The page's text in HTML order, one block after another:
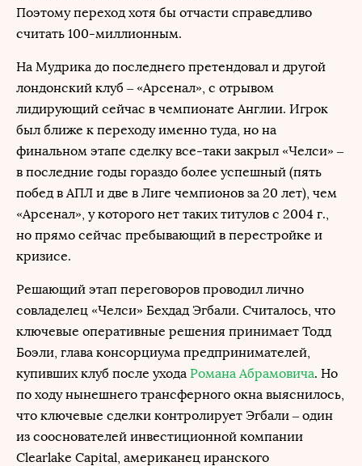
Поэтому переход хотя бы отчасти справедливо
считать 100-миллионным.
На Мудрика до последнего претендовал и другой
лондонский клуб – «Арсенал», с отрывом
лидирующий сейчас в чемпионате Англии. Игрок
был ближе к переходу именно туда, но на
финальном этапе сделку все-таки закрыл «Челси» –
в последние годы гораздо более успешный (пять
побед в АПЛ и две в Лиге чемпионов за 20 лет), чем
«Арсенал», у которого нет таких титулов с 2004 г.,
но прямо сейчас пребывающий в перестройке и
кризисе.
Решающий этап переговоров проводил лично
совладелец «Челси» Бехдад Эгбали. Считалось, что
ключевые оперативные решения принимает Тодд
Боэли, глава консорциума предпринимателей,
купивших клуб после ухода Романа Абрамовича. Но
по ходу нынешнего трансферного окна выяснилось,
что ключевые сделки контролирует Эгбали – один
из сооснователей инвестиционной компании
Clearlake Capital, американец иранского